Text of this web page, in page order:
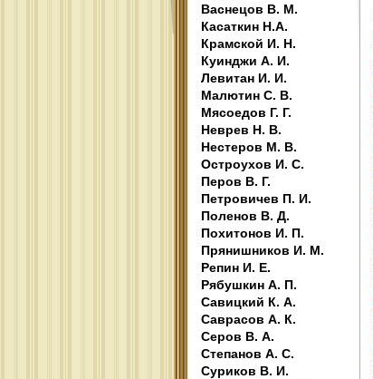
Васнецов В. М.
Касаткин Н.А.
Крамской И. Н.
Куинджи А. И.
Левитан И. И.
Малютин С. В.
Мясоедов Г. Г.
Неврев Н. В.
Нестеров М. В.
Остроухов И. С.
Перов В. Г.
Петровичев П. И.
Поленов В. Д.
Похитонов И. П.
Прянишников И. М.
Репин И. Е.
Рябушкин А. П.
Савицкий К. А.
Саврасов А. К.
Серов В. А.
Степанов А. С.
Суриков В. И.